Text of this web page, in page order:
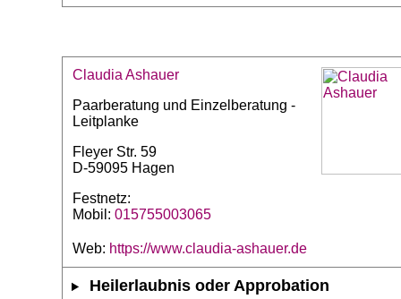
Claudia Ashauer
Paarberatung und Einzelberatung -
Leitplanke
Fleyer Str. 59
D-59095 Hagen
Festnetz:
Mobil: 015755003065
Web: https://www.claudia-ashauer.de
Heilerlaubnis oder Approbation